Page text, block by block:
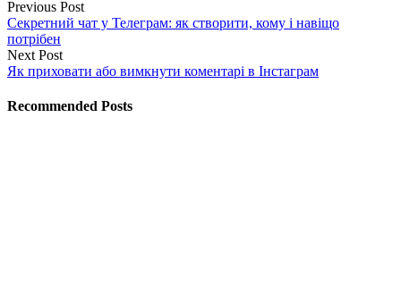
Previous Post
Секретний чат у Телеграм: як створити, кому і навіщо
потрібен
Next Post
Як приховати або вимкнути коментарі в Інстаграм
Recommended Posts